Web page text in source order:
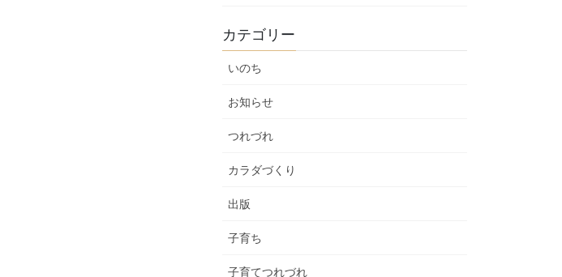
カテゴリー
いのち
お知らせ
つれづれ
カラダづくり
出版
子育ち
子育てつれづれ